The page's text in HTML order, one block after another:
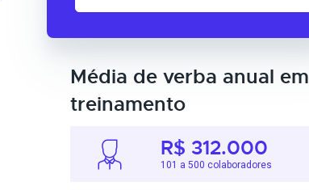
Média de verba anual em
treinamento
R$ 312.000
101 a 500 colaboradores